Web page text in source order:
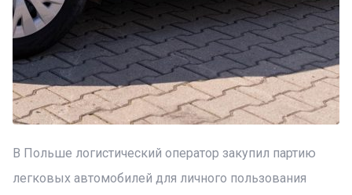
В Польше логистический оператор закупил партию
легковых автомобилей для личного пользования